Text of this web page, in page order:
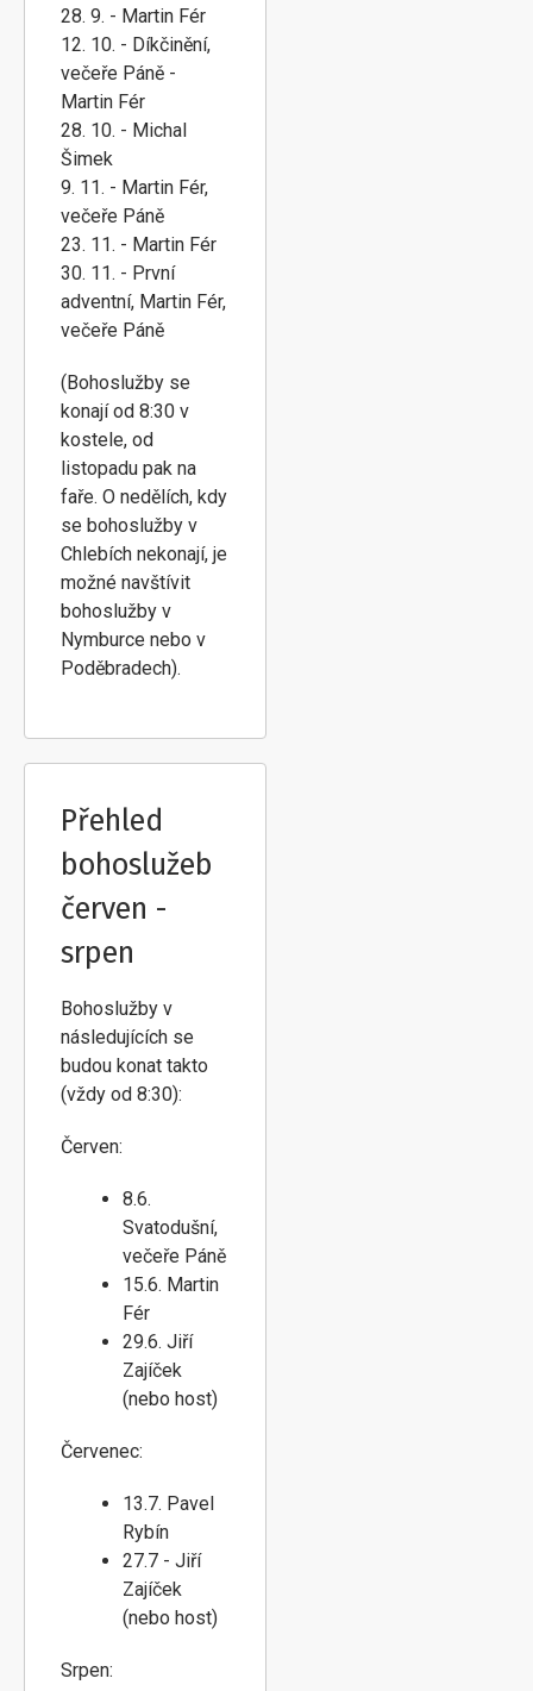
28. 9. - Martin Fér
12. 10. - Díkčinění,
večeře Páně -
Martin Fér
28. 10. - Michal
Šimek
9. 11. - Martin Fér,
večeře Páně
23. 11. - Martin Fér
30. 11. - První
adventní, Martin Fér,
večeře Páně
(Bohoslužby se
konají od 8:30 v
kostele, od
listopadu pak na
faře. O nedělích, kdy
se bohoslužby v
Chlebích nekonají, je
možné navštívit
bohoslužby v
Nymburce nebo v
Poděbradech).
Přehled
bohoslužeb
červen -
srpen
Bohoslužby v
následujících se
budou konat takto
(vždy od 8:30):
Červen:
8.6.
Svatodušní,
večeře Páně
15.6. Martin
Fér
29.6. Jiří
Zajíček
(nebo host)
Červenec:
13.7. Pavel
Rybín
27.7 - Jiří
Zajíček
(nebo host)
Srpen: